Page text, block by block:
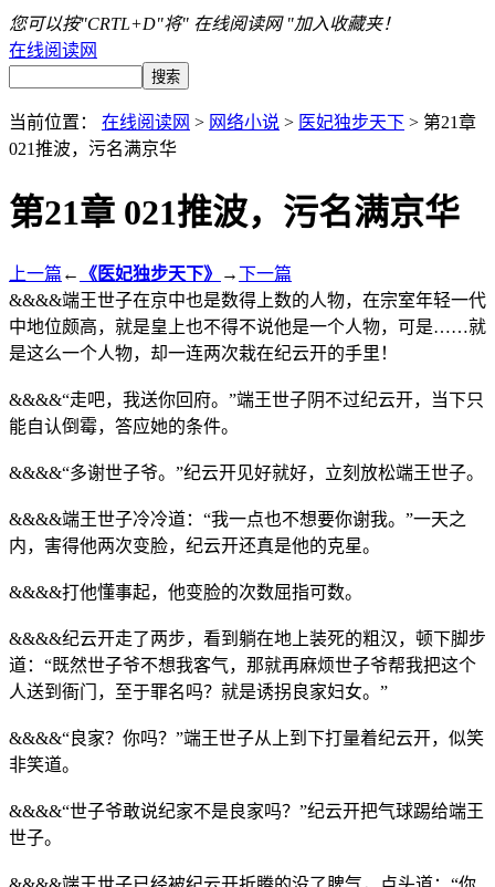
您可以按"CRTL+D"将" 在线阅读网 "加入收藏夹！
在线阅读网
当前位置： 在线阅读网 > 网络小说 > 医妃独步天下 > 第21章
021推波，污名满京华
第21章 021推波，污名满京华
上一篇 ← 《医妃独步天下》 →下一篇
&&&&端王世子在京中也是数得上数的人物，在宗室年轻一代
中地位颇高，就是皇上也不得不说他是一个人物，可是……就
是这么一个人物，却一连两次栽在纪云开的手里！
&&&&“走吧，我送你回府。”端王世子阴不过纪云开，当下只
能自认倒霉，答应她的条件。
&&&&“多谢世子爷。”纪云开见好就好，立刻放松端王世子。
&&&&端王世子冷冷道：“我一点也不想要你谢我。”一天之
内，害得他两次变脸，纪云开还真是他的克星。
&&&&打他懂事起，他变脸的次数屈指可数。
&&&&纪云开走了两步，看到躺在地上装死的粗汉，顿下脚步
道：“既然世子爷不想我客气，那就再麻烦世子爷帮我把这个
人送到衙门，至于罪名吗？就是诱拐良家妇女。”
&&&&“良家？你吗？”端王世子从上到下打量着纪云开，似笑
非笑道。
&&&&“世子爷敢说纪家不是良家吗？”纪云开把气球踢给端王
世子。